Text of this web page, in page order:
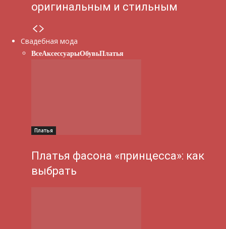
оригинальным и стильным
Свадебная мода
ВсеАксессуарыОбувьПлатья
Платья
Платья фасона «принцесса»: как
выбрать